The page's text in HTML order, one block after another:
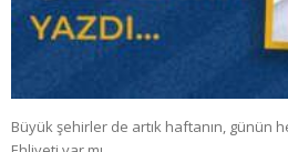
Büyük şehirler de artık haftanın, günün